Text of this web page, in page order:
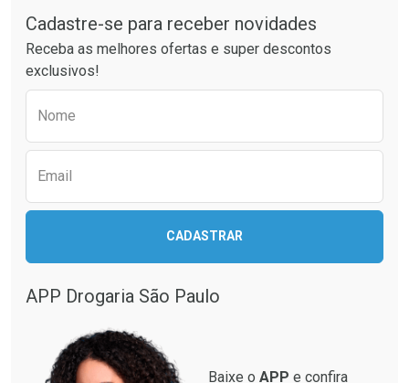
Laboratório
Comprar sem Desconto
Por Menos
Comprar sem Desconto
Laboratório
Comprar sem Desconto
Por Menos
Comprar sem Desconto
Cadastre-se para receber novidades
Receba as melhores ofertas e super descontos
exclusivos!
Nome
Email
CADASTRAR
APP Drogaria São Paulo
Baixe o APP e confira